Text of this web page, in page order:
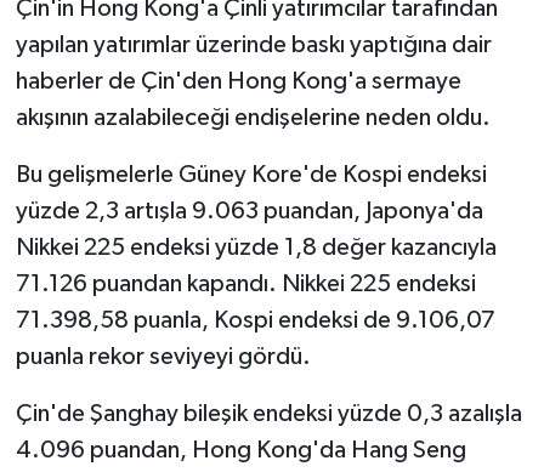
Çin'in Hong Kong'a Çinli yatırımcılar tarafından
yapılan yatırımlar üzerinde baskı yaptığına dair
haberler de Çin'den Hong Kong'a sermaye
akışının azalabileceği endişelerine neden oldu.
Bu gelişmelerle Güney Kore'de Kospi endeksi
yüzde 2,3 artışla 9.063 puandan, Japonya'da
Nikkei 225 endeksi yüzde 1,8 değer kazancıyla
71.126 puandan kapandı. Nikkei 225 endeksi
71.398,58 puanla, Kospi endeksi de 9.106,07
puanla rekor seviyeyi gördü.
Çin'de Şanghay bileşik endeksi yüzde 0,3 azalışla
4.096 puandan, Hong Kong'da Hang Seng